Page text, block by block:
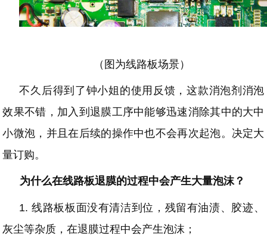
（图为线路板场景）
不久后得到了钟小姐的使用反馈，这款消泡剂消泡
效果不错，加入到退膜工序中能够迅速消除其中的大中
小微泡，并且在后续的操作中也不会再次起泡。决定大
量订购。
为什么在线路板退膜的过程中会产生大量泡沫？
1. 线路板板面没有清洁到位，残留有油渍、胶迹、
灰尘等杂质，在退膜过程中会产生泡沫；